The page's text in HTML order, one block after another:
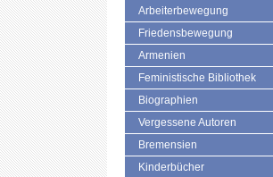
Arbeiterbewegung
Friedensbewegung
Armenien
Feministische Bibliothek
Biographien
Vergessene Autoren
Bremensien
Kinderbücher